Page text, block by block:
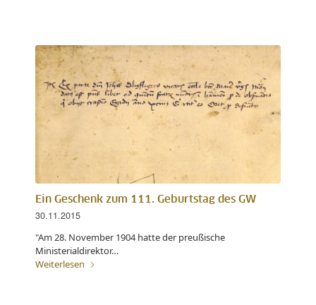
Ein Geschenk zum 111. Geburtstag des GW
30.11.2015
"Am 28. November 1904 hatte der preußische
Ministerialdirektor…
Weiterlesen